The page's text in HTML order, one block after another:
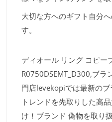
大切な方へのギフト自分
す。
ディオール リング コピー
R0750DSEMT_D300,ブラ
門店levekopiでは最新のブ
トレンドを先取りした高
け！ブランド 偽物を取り